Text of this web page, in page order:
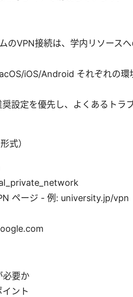
のVPN接続は、学内リソース
iOS/Android それぞれの環
設定を優先し、よくあるトラ
式）
ページ - 例: university.jp/vpn
必要か
ント